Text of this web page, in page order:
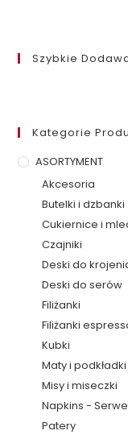
Szybkie
Kategorie
ASORTYMENT
Akcesoria
Butelki i dzbanki
Cukiernice i
Czajniki
Deski do
Deski do serów
Filiżanki
Filiżanki
Kubki
Maty i podkładki
Misy i miseczki
Napkins -
Patery